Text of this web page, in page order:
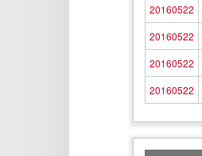
20160522
20160522
20160522
20160522